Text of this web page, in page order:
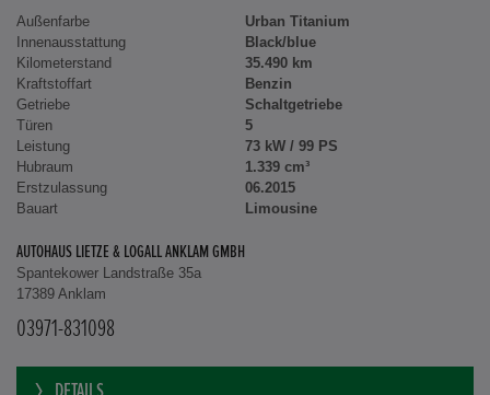
Außenfarbe
Urban Titanium
Innenausstattung
Black/blue
Kilometerstand
35.490 km
Kraftstoffart
Benzin
Getriebe
Schaltgetriebe
Türen
5
Leistung
73 kW / 99 PS
Hubraum
1.339 cm³
Erstzulassung
06.2015
Bauart
Limousine
AUTOHAUS LIETZE & LOGALL ANKLAM GMBH
Spantekower Landstraße 35a
17389 Anklam
03971-831098